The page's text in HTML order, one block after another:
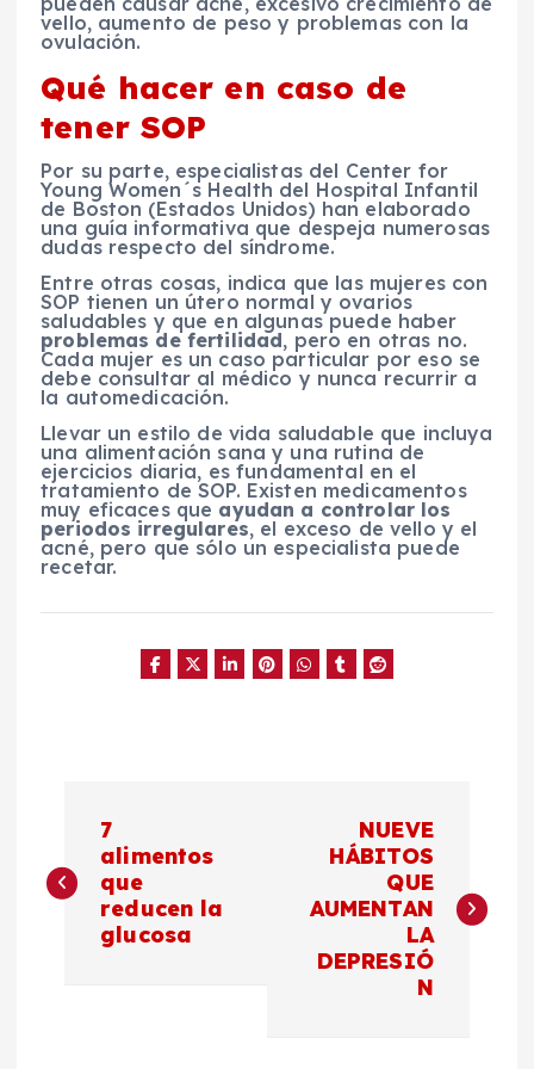
vello, aumento de peso y problemas con la
ovulación.
Qué hacer en caso de
tener SOP
Por su parte, especialistas del Center for
Young Women´s Health del Hospital Infantil
de Boston (Estados Unidos) han elaborado
una guía informativa que despeja numerosas
dudas respecto del síndrome.
Entre otras cosas, indica que las mujeres con
SOP tienen un útero normal y ovarios
saludables y que en algunas puede haber
problemas de fertilidad, pero en otras no.
Cada mujer es un caso particular por eso se
debe consultar al médico y nunca recurrir a
la automedicación.
Llevar un estilo de vida saludable que incluya
una alimentación sana y una rutina de
ejercicios diaria, es fundamental en el
tratamiento de SOP. Existen medicamentos
muy eficaces que ayudan a controlar los
periodos irregulares, el exceso de vello y el
acné, pero que sólo un especialista puede
recetar.
a
7
alimentos
que
reducen la
glucosa
NUEVE
HÁBITOS
QUE
AUMENTAN
LA
DEPRESIÓ
N